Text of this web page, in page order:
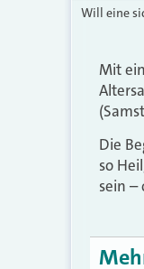
Will eine
Mit
Die
so
sein –